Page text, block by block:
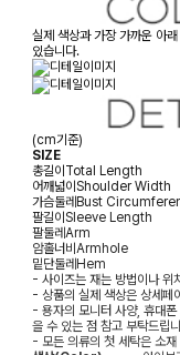
실제 색상과 가장 가까운 아
있습니다.
(cm기준)
SIZE
총길이 Total Length
어깨넓이 Shoulder Width
가슴둘레 Bust
팔길이 Sleeve Length
팔둘레 Arm
암홀너비 Armhole
밑단둘레 Hem
- 사이즈는 재는 방법이나
- 상품의 실제 색상은 상세페
- 용자의 모니터 사양, 휴대
을 수 있는 점 참고 부탁드립
- 모든 의류의 첫 세탁은 소